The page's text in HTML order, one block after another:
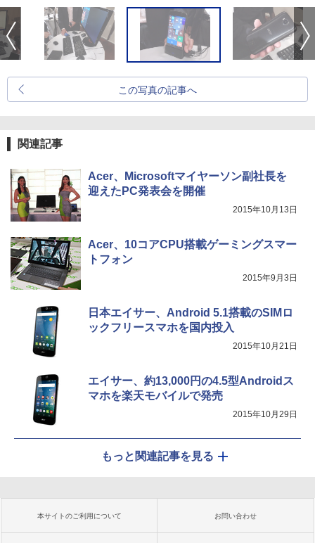
この写真の記事へ
関連記事
Acer、Microsoftマイヤーソン副社長を
迎えたPC発表会を開催
2015年10月13日
Acer、10コアCPU搭載ゲーミングスマー
トフォン
2015年9月3日
日本エイサー、Android 5.1搭載のSIMロ
ックフリースマホを国内投入
2015年10月21日
エイサー、約13,000円の4.5型Androidス
マホを楽天モバイルで発売
2015年10月29日
もっと関連記事を見る
本サイトのご利用について お問い合わせ